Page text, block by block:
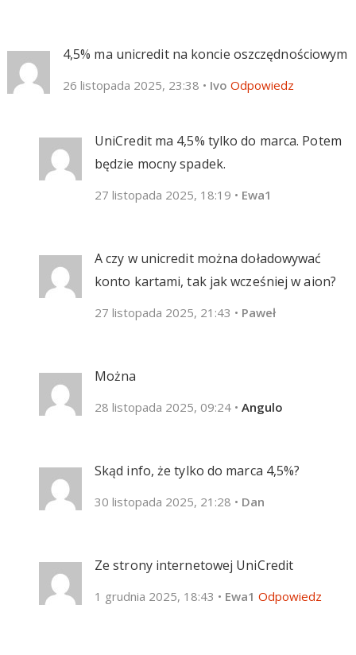
4,5% ma unicredit na koncie oszczędnościowym
26 listopada 2025, 23:38 • Ivo Odpowiedz
UniCredit ma 4,5% tylko do marca. Potem
będzie mocny spadek.
27 listopada 2025, 18:19 • Ewa1
A czy w unicredit można doładowywać
konto kartami, tak jak wcześniej w aion?
27 listopada 2025, 21:43 • Paweł
Można
28 listopada 2025, 09:24 • Angulo
Skąd info, że tylko do marca 4,5%?
30 listopada 2025, 21:28 • Dan
Ze strony internetowej UniCredit
1 grudnia 2025, 18:43 • Ewa1 Odpowiedz